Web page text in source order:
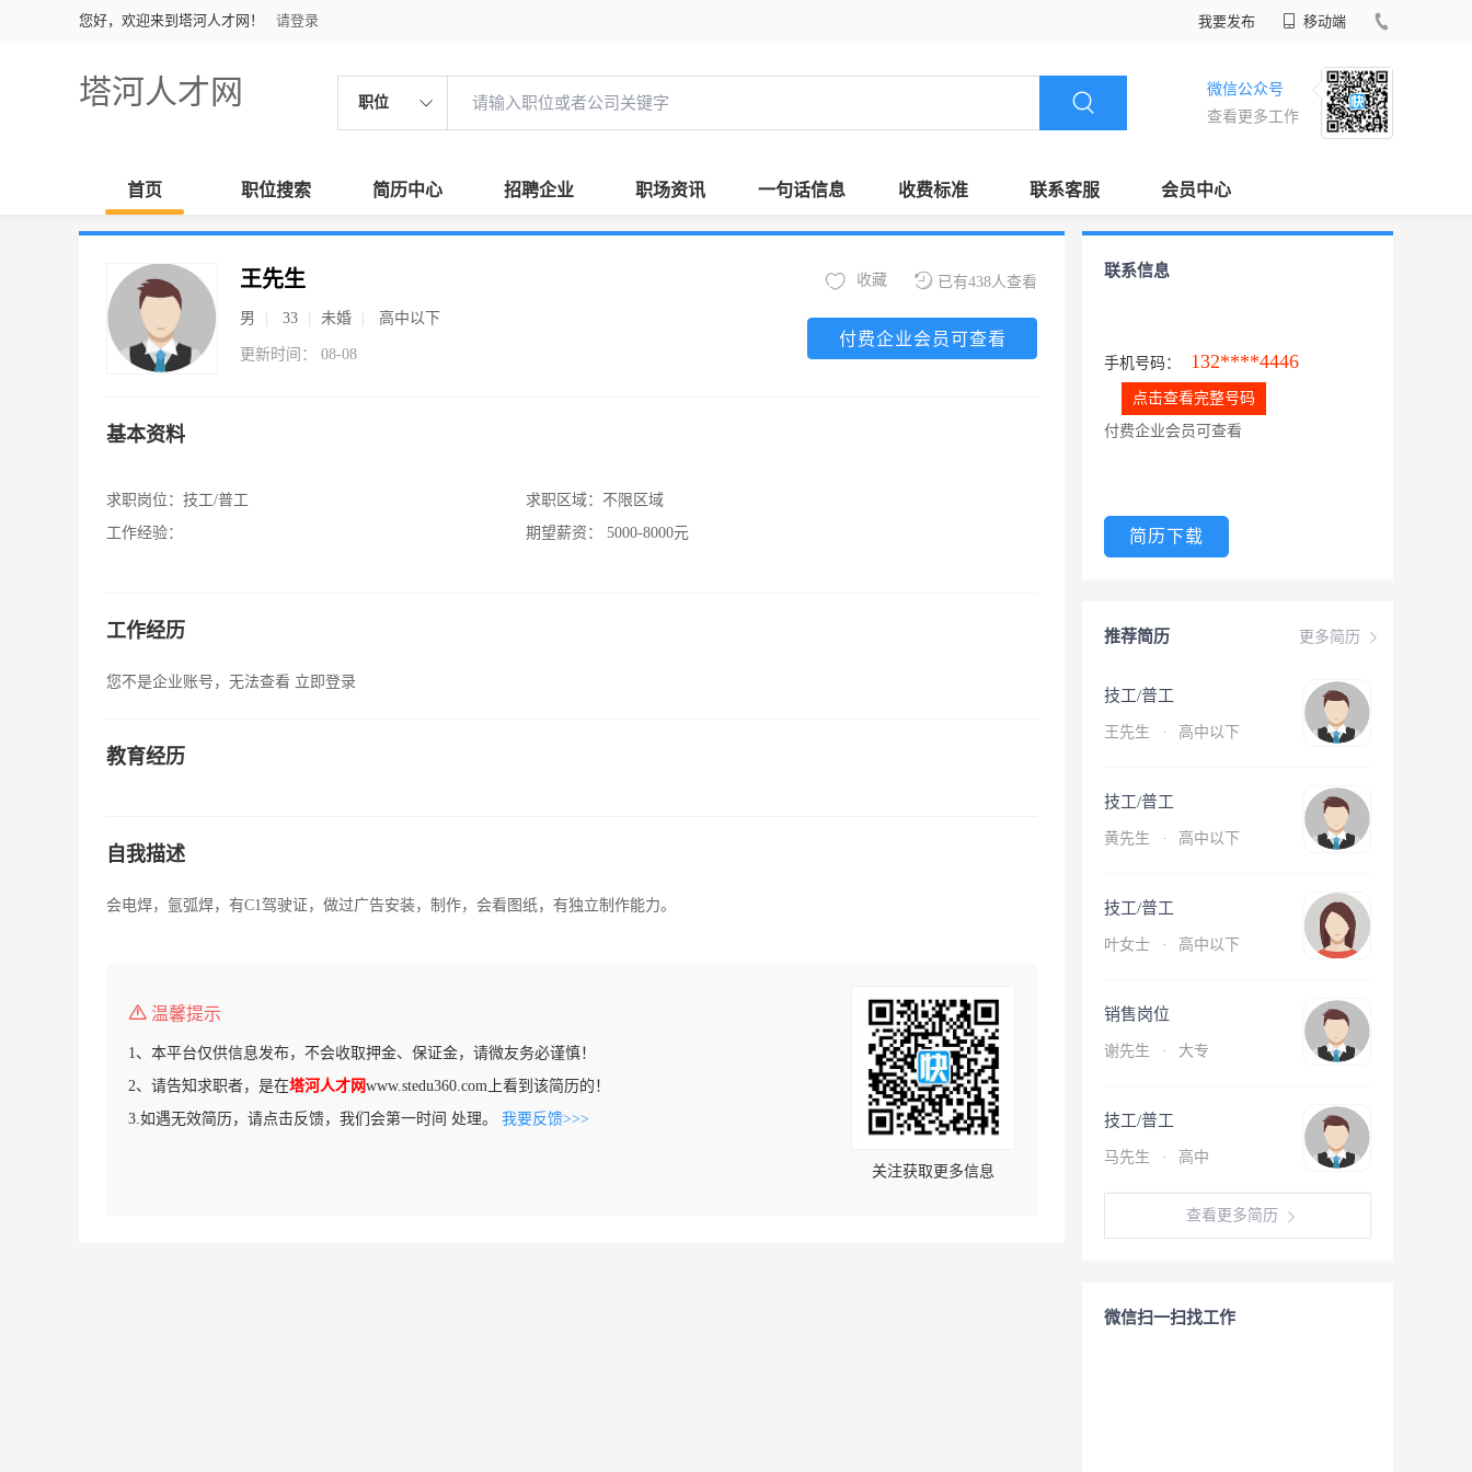
您好，欢迎来到塔河人才网！ 请登录 我要发布 移动端
塔河人才网 职位
微信公众号
查看更多工作
首页 职位搜索 简历中心 招聘企业 职场资讯 一句话信息 收费标准 联系客服 会员中心
王先生
男 33 未婚 高中以下
更新时间： 08-08
已有438人查看
收藏
付费企业会员可查看
基本资料
求职岗位： 技工/普工
工作经验：
求职区域： 不限区域
期望薪资：
5000-8000元
工作经历
您不是企业账号，无法查看 立即登录
教育经历
自我描述
会电焊，氩弧焊，有C1驾驶证，做过广告安装，制作，会看图纸，有独立制作能力。
温馨提示
1、本平台仅供信息发布，不会收取押金、保证金，请微友务必谨慎！
2、请告知求职者，是在塔河人才网www.stedu360.com上看到该简历的！
3.如遇无效简历，请点击反馈，我们会第一时间 处理。 我要反馈>>>
关注获取更多信息
联系信息
手机号码： 132****4446
点击查看完整号码
付费企业会员可查看
简历下载
更多简历
推荐简历
技工/普工
王先生 · 高中以下
技工/普工
黄先生 · 高中以下
技工/普工
叶女士 · 高中以下
销售岗位
谢先生 · 大专
技工/普工
马先生 · 高中
查看更多简历
微信扫一扫找工作